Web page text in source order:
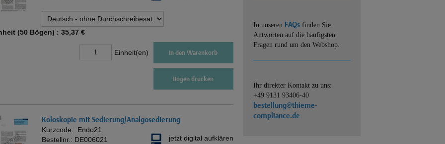
(50 Bögen) : 35,37 €
Einheit(en) In den Warenkorb
Bogen drucken
Koloskopie mit Sedierung/Analgosedierung
Kurzcode: Endo21
Bestellnr.: DE006021 jetzt digital aufklären
In unseren FAQs finden Sie
Antworten auf die häufigsten
Fragen rund um den Webshop.
Ihr direkter Kontakt zu uns:
+49 9131 93406-40
bestellung@thieme-
compliance.de